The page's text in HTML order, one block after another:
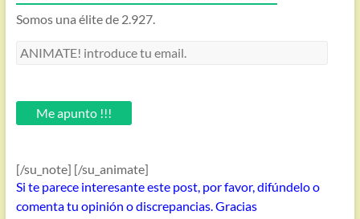
Somos una élite de 2.927.
ANIMATE!
email.Me apunto !!!
[/su_note] [/su_animate]
Si te parece interesante este post, por favor, difúndelo o
comenta tu opinión o discrepancias. Gracias